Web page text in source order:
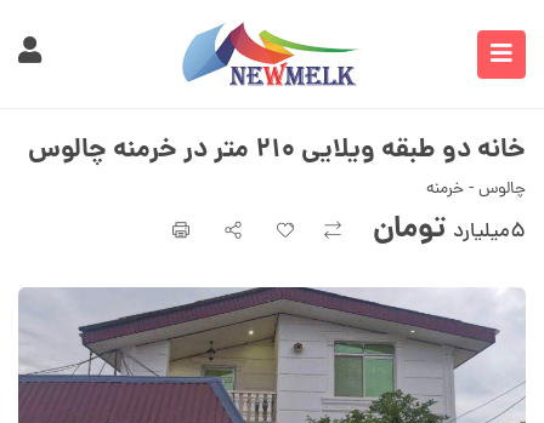
خانه دو طبقه ویلایی ۲۱۰ متر در خرمنه چالوس
چالوس - خرمنه
۵میلیارد تومان